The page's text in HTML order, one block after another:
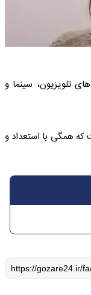
تلویزیون، سینما و
ترک است که همگی با استعداد و